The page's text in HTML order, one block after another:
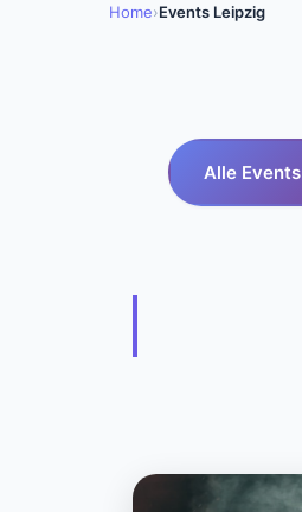
Home›Events Leipzig
Alle Events